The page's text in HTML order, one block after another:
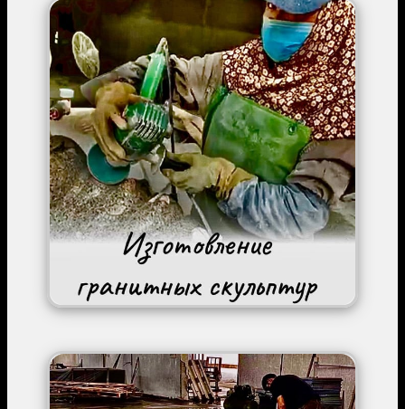
Image
Image